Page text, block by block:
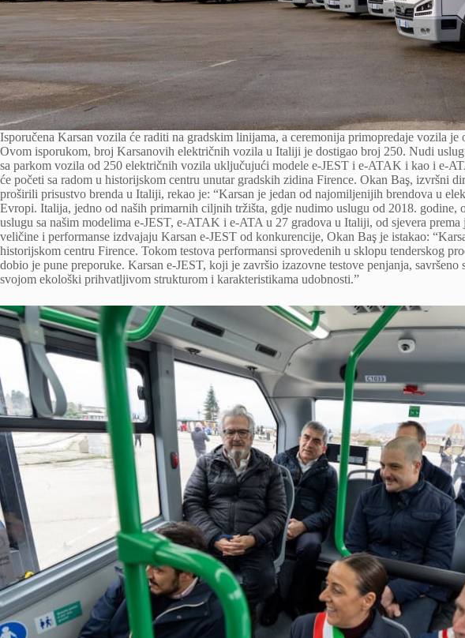
Isporučena Karsan vozila će raditi na gradskim linijama, a ceremonija primopredaje vozila je
Ovom isporukom, broj Karsanovih električnih vozila u Italiji je dostigao broj 250. Nudi
sa parkom vozila od 250 električnih vozila uključujući modele e-JEST i e-ATAK i kao i e-
će početi sa radom u historijskom centru unutar gradskih zidina Firence. Okan Baş, izvršni
proširili prisustvo brenda u Italiji, rekao je: “Karsan je jedan od najomiljenijih brendova u
Evropi. Italija, jedno od naših primarnih ciljnih tržišta, gdje nudimo uslugu od 2018. godine,
uslugu sa našim modelima e-JEST, e-ATAK i e-ATA u 27 gradova u Italiji, od sjevera
veličine i performanse izdvajaju Karsan e-JEST od konkurencije, Okan Baş je istakao:
historijskom centru Firence. Tokom testova performansi sprovedenih u sklopu tenderskog
dobio je pune preporuke. Karsan e-JEST, koji je završio izazovne testove penjanja, savršeno
svojom ekološki prihvatljivom strukturom i karakteristikama udobnosti.”